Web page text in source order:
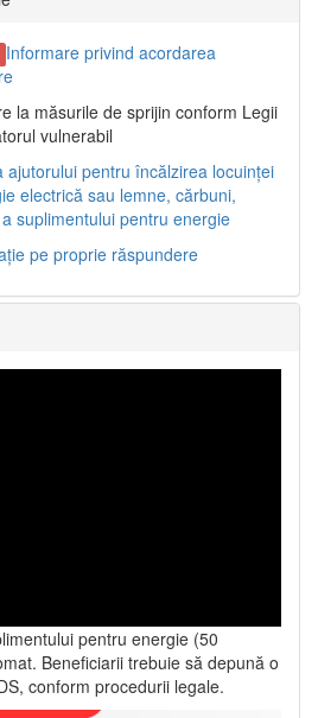
Informare privind acordarea
la măsurile de sprijin conform Legii
vulnerabil
ajutorului pentru încălzirea locuinței
electrică sau lemne, cărbuni,
suplimentului pentru energie
pe proprie răspundere
pentru energie (50
Beneficiarii trebuie să depună o
conform procedurii legale.